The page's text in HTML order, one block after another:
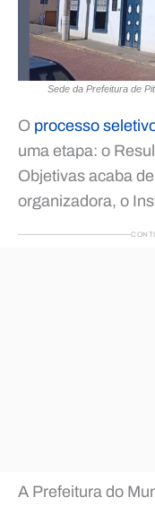
Sede da Prefeitura de
O processo
uma etapa: o
Objetivas acaba
organizadora, o
A Prefeitura do